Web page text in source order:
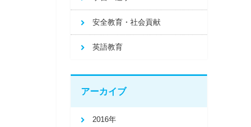
安全教育・社会貢献
英語教育
アーカイブ
2016年